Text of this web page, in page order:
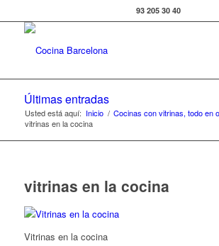
93 205 30 40
Últimas entradas
Usted está aquí: Inicio / Cocinas con vitrinas, todo en
vitrinas en la cocina
vitrinas en la cocina
Vitrinas en la cocina